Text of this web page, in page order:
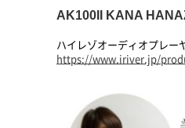
AK100II KANA
ハイレゾオーディオプレー
https://www.iriver.jp/